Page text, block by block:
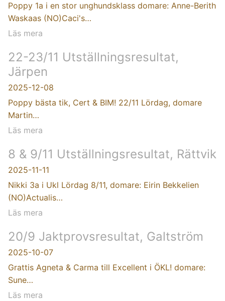
Poppy 1a i en stor unghundsklass domare: Anne-Berith
Waskaas (NO)Caci's…
Läs mera
22-23/11 Utställningsresultat,
Järpen
2025-12-08
Poppy bästa tik, Cert & BIM! 22/11 Lördag, domare
Martin…
Läs mera
8 & 9/11 Utställningsresultat, Rättvik
2025-11-11
Nikki 3a i Ukl Lördag 8/11, domare: Eirin Bekkelien
(NO)Actualis…
Läs mera
20/9 Jaktprovsresultat, Galtström
2025-10-07
Grattis Agneta & Carma till Excellent i ÖKL! domare:
Sune…
Läs mera